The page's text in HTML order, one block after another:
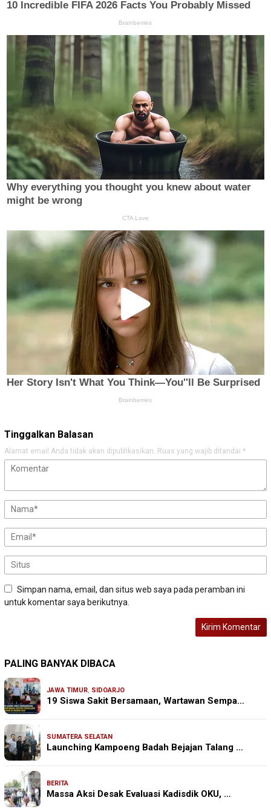
Tinggalkan Balasan
Alamat email Anda tidak akan dipublikasikan. Ruas yang wajib ditandai *
Simpan nama, email, dan situs web saya pada peramban ini
untuk komentar saya berikutnya.
PALING BANYAK DIBACA
JAWA TIMUR, SIDOARJO
19 Siswa Sakit Bersamaan, Wartawan Sempa…
SUMATERA SELATAN
Launching Kampoeng Badah Bejajan Talang …
BERITA
Massa Aksi Desak Evaluasi Kadisdik OKU, …